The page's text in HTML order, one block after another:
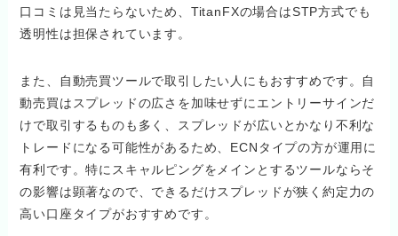
口コミは見当たらないため、TitanFXの場合はSTP方式でも
透明性は担保されています。
また、自動売買ツールで取引したい人にもおすすめです。自
動売買はスプレッドの広さを加味せずにエントリーサインだ
けで取引するものも多く、スプレッドが広いとかなり不利な
トレードになる可能性があるため、ECNタイプの方が運用に
有利です。特にスキャルピングをメインとするツールならそ
の影響は顕著なので、できるだけスプレッドが狭く約定力の
高い口座タイプがおすすめです。